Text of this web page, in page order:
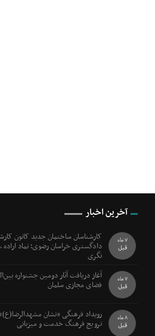
آخرین اخبار
کارشناسان ساختمان جدید کانون
دادگستری خراسان رضوی؛ نماد اراده
نگری
7 ماه
قبل
آغاز دریافت آثار دومین جشنواره
فضای مجازی سلمان 7 ماه
قبل
رویداد فرهنگی «نشان
ترویج فرهنگ خدمت و میزبانی 8 ماه
قبل